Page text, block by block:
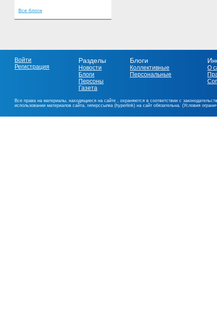
Все блоги
Войти
Регистрация
Разделы
Новости
Блоги
Персоны
Газета
Блоги
Коллективные
Персональные
О
Все права на материалы, находящиеся на сайте , охраняются в соответствии с
использовании материалов сайта, гиперссылка (hyperlink) на сайт обязательна. (Условия